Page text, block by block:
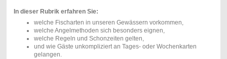
In dieser Rubrik erfahren Sie:
welche Fischarten in unseren Gewässern vorkommen,
welche Angelmethoden sich besonders eignen,
welche Regeln und Schonzeiten gelten,
und wie Gäste unkompliziert an Tages- oder Wochenkarten
gelangen.